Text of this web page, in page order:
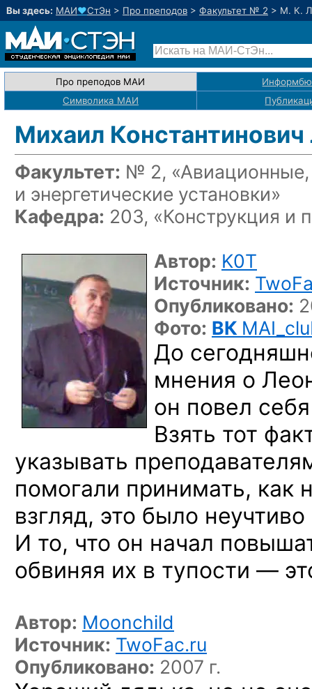
Вы здесь: МАИ♥СтЭн > Про преподов > Факультет № 2 > М. К.
Про преподов МАИ
Символика МАИ
Михаил Константинович
Факультет: № 2, «Авиационные,
и энергетические установки»
Кафедра: 203, «Конструкция и
Автор: K0T
Источник:
Опубликовано:
Фото: ВК
До
мнения о
он повел
Взять тот
указывать
помогали принимать, как
взгляд, это было
И то, что он начал
обвиняя их в тупости —
Автор: Moonchild
Источник: TwoFac.ru
Опубликовано: 2007 г.